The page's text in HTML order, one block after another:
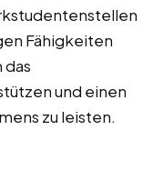
Fähigkeiten
und einen
zu leisten.